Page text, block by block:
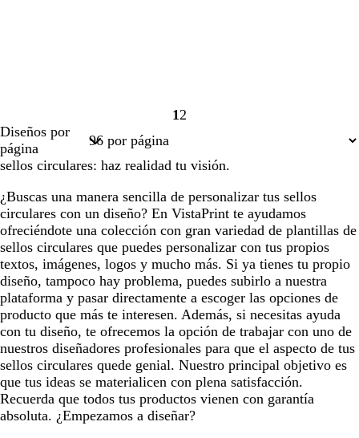
Página
1 Página
2
Diseños por
página
sellos circulares: haz realidad tu visión.
¿Buscas una manera sencilla de personalizar tus sellos
circulares con un diseño? En VistaPrint te ayudamos
ofreciéndote una colección con gran variedad de plantillas de
sellos circulares que puedes personalizar con tus propios
textos, imágenes, logos y mucho más. Si ya tienes tu propio
diseño, tampoco hay problema, puedes subirlo a nuestra
plataforma y pasar directamente a escoger las opciones de
producto que más te interesen. Además, si necesitas ayuda
con tu diseño, te ofrecemos la opción de trabajar con uno de
nuestros diseñadores profesionales para que el aspecto de tus
sellos circulares quede genial. Nuestro principal objetivo es
que tus ideas se materialicen con plena satisfacción.
Recuerda que todos tus productos vienen con garantía
absoluta. ¿Empezamos a diseñar?